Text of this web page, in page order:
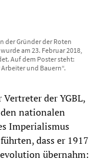
der Gründer der Roten
am 23. Februar 2018,
Auf dem Poster steht:
und Bauern“.
der YGBL,
den nationalen
Imperialismus
dass er 1917
übernahm: